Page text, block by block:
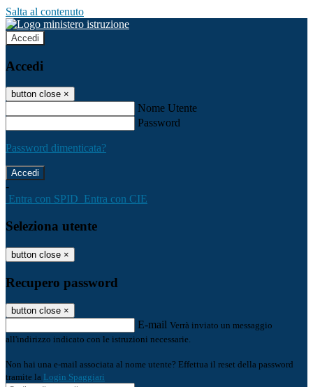
Salta al contenuto
Accedi
Accedi
button close ×
Nome Utente
Password
Password dimenticata?
-
Entra con SPID Entra con CIE
Seleziona utente
button close ×
Recupero password
button close ×
E-mail Verrà inviato un messaggio
all'indirizzo indicato con le istruzioni necessarie.
Non hai una e-mail associata al nome utente? Effettua il reset della password
tramite la Login Spaggiari